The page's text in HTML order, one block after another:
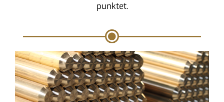
punktet.